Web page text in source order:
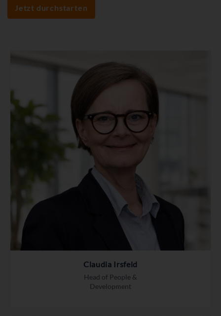
Jetzt durchstarten
Claudia Irsfeld
Head of People &
Development